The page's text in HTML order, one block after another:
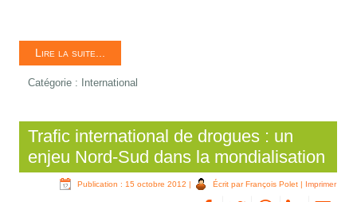
Lire la suite...
Catégorie : International
Trafic international de drogues : un
enjeu Nord-Sud dans la mondialisation
Publication : 15 octobre 2012 | Écrit par François Polet | Imprimer